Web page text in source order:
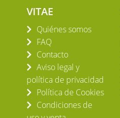
VITAE
Quiénes somos
FAQ
Contacto
Aviso legal y
política de privacidad
Política de Cookies
Condiciones de